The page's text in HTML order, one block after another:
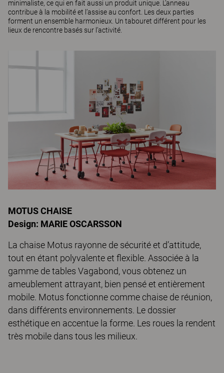
minimaliste, ce qui en fait aussi un produit unique. L’anneau
contribue à la mobilité et l’assise au confort. Les deux parties
forment un ensemble harmonieux. Un tabouret différent pour les
lieux de rencontre basés sur l’activité.
MOTUS CHAISE
Design: MARIE OSCARSSON
La chaise Motus rayonne de sécurité et d’attitude,
tout en étant polyvalente et flexible. Associée à la
gamme de tables Vagabond, vous obtenez un
ameublement attrayant, bien pensé et entièrement
mobile. Motus fonctionne comme chaise de réunion,
dans différents environnements. Le dossier
esthétique en accentue la forme. Les roues la rendent
très mobile dans tous les milieux.